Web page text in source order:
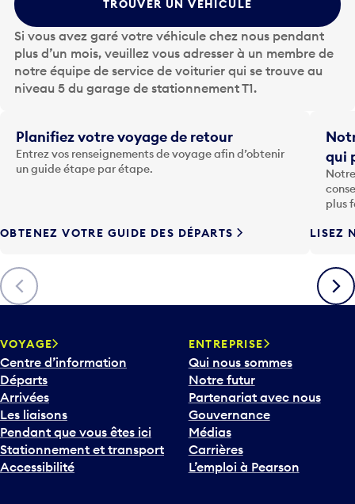
e
z
s
u
r
l
t
o
u
F
è
c
h
v
e
r
s
l
e
b
a
TROUVER UN VÉHICULE
Si vous avez garé votre véhicule chez nous pendant
plus d’un mois, veuillez vous adresser à un membre de
notre équipe de service de voiturier qui se trouve au
niveau 5 du garage de stationnement T1.
Précédent
Planifiez votre voyage de retour
Entrez vos renseignements de voyage afin d’obtenir
un guide étape par étape.
OBTENEZ VOTRE GUIDE DES DÉPARTS
qui
plus
LISEZ
VOYAGE
Centre d’information
Départs
Arrivées
Les liaisons
Pendant que vous êtes ici
Stationnement et transport
Accessibilité
ENTREPRISE
Qui nous sommes
Notre futur
Partenariat avec nous
Gouvernance
Médias
Carrières
L’emploi à Pearson